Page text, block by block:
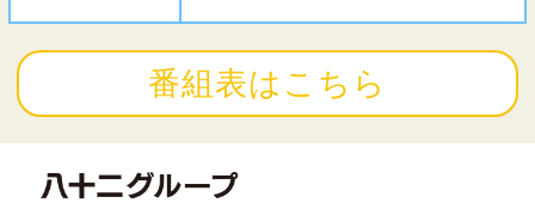
番組表はこちら